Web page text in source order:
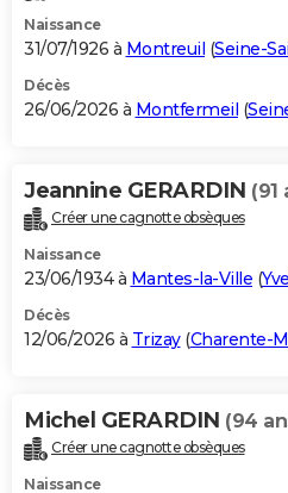
Naissance
31/07/1926 à Montreuil (Seine-
Décès
26/06/2026 à Montfermeil (
Jeannine GERARDIN (91
Créer une cagnotte obsèques
Naissance
23/06/1934 à Mantes-la-Ville (
Décès
12/06/2026 à Trizay(Charente-
Michel GERARDIN (94
Créer une cagnotte obsèques
Naissance